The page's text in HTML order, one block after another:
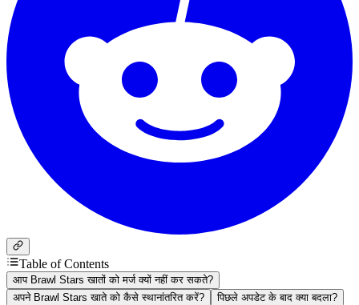
Table of Contents
आप Brawl Stars खातों को मर्ज क्यों नहीं कर सकते?
अपने Brawl Stars खाते को कैसे स्थानांतरित करें?
पिछले अपडेट के बाद क्या बदला?